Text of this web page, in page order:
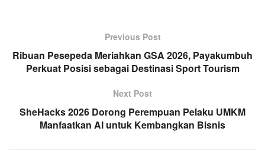
Previous Post
Ribuan Pesepeda Meriahkan GSA 2026, Payakumbuh
Perkuat Posisi sebagai Destinasi Sport Tourism
Next Post
SheHacks 2026 Dorong Perempuan Pelaku UMKM
Manfaatkan AI untuk Kembangkan Bisnis